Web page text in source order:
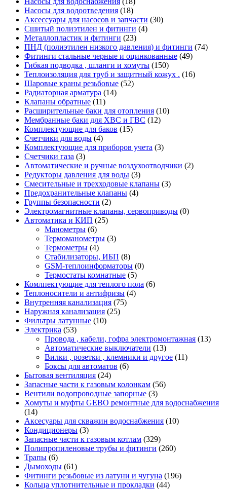
Насосы для водоотведения (18)
Аксессуары для насосов и запчасти (30)
Сшитый полиэтилен и фитинги (4)
Металлопластик и фитинги (23)
ПНД (полиэтилен низкого давления) и фитинги (74)
Фитинги стальные черные и оцинкованные (49)
Гибкая подводка , шланги и хомуты (150)
Теплоизоляция для труб и защитный кожух . (16)
Шаровые краны резьбовые (52)
Радиаторная арматура (14)
Клапаны обратные (11)
Расширительные баки для отопления (10)
Мембранные баки для ХВС и ГВС (12)
Комплектующие для баков (15)
Счетчики для воды (4)
Комплектующие для приборов учета (3)
Счетчики газа (3)
Автоматические и ручные воздухоотводчики (2)
Редукторы давления для воды (3)
Смесительные и трехходовые клапаны (3)
Предохранительные клапаны (4)
Группы безопасности (2)
Электромагнитные клапаны, сервоприводы (0)
Автоматика и КИП (25)
Манометры (6)
Термоманометры (3)
Термометры (4)
Стабилизаторы, ИБП (8)
GSM-теплоинформаторы (0)
Термостаты комнатные (5)
Комлпектующие для теплого пола (6)
Теплоносители и антифризы (4)
Внутренняя канализация (75)
Наружная канализация (25)
Фильтры латунные (10)
Электрика (53)
Провода , кабели, гофра электромонтажная (13)
Автоматические выключатели (13)
Вилки , розетки , клемники и другое (11)
Боксы для автоматов (6)
Бытовая вентиляция (24)
Запасные части к газовым колонкам (56)
Вентили водопроводные запорные (3)
Хомуты и муфты GEBO ремонтные для водоснабжения
(14)
Аксесуары для скважин водоснабжения (10)
Кондиционеры (3)
Запасные части к газовым котлам (329)
Полипропиленовые трубы и фитинги (260)
Трапы (6)
Дымоходы (61)
Фитинги резьбовые из латуни и чугуна (196)
Кольца уплотнительные и прокладки (44)